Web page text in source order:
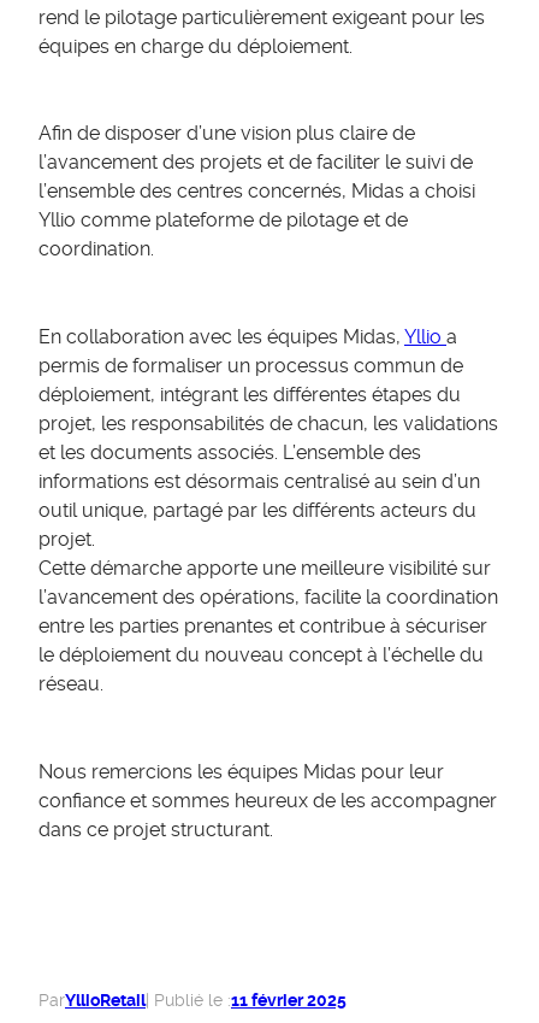
rend le pilotage particulièrement exigeant pour les
équipes en charge du déploiement.
Afin de disposer d’une vision plus claire de
l’avancement des projets et de faciliter le suivi de
l’ensemble des centres concernés, Midas a choisi
Yllio comme plateforme de pilotage et de
coordination.
En collaboration avec les équipes Midas, Yllio a
permis de formaliser un processus commun de
déploiement, intégrant les différentes étapes du
projet, les responsabilités de chacun, les validations
et les documents associés. L’ensemble des
informations est désormais centralisé au sein d’un
outil unique, partagé par les différents acteurs du
projet.
Cette démarche apporte une meilleure visibilité sur
l’avancement des opérations, facilite la coordination
entre les parties prenantes et contribue à sécuriser
le déploiement du nouveau concept à l’échelle du
réseau.
Nous remercions les équipes Midas pour leur
confiance et sommes heureux de les accompagner
dans ce projet structurant.
ParYllioRetail| Publié le :11 février 2025